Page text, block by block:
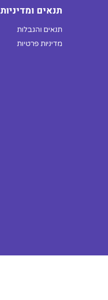
תנאים ומדיניות
תנאים והגבלות
מדיניות פרטיות